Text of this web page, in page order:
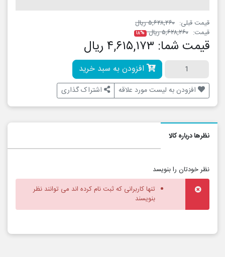
قیمت قبلی: ۵,۶۲۸,۲۶۰ ریال
قیمت: ۵,۶۲۸,۲۶۰ ریال ۱۸%
قیمت شما: ۴,۶۱۵,۱۷۳ ریال
افزودن به سبد خرید
افزودن به لیست مورد علاقه اشتراک گذاری
نظرها درباره کالا
نظر خودتان را بنویسد
تنها کاربرانی که ثبت نام کرده اند می توانند نظر
بنویسند